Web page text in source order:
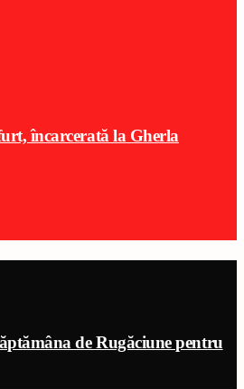
încarcerată la Gherla
de Rugăciune pentru